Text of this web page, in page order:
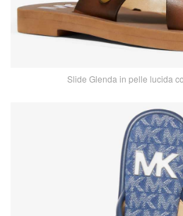
Slide Glenda in pelle lucida